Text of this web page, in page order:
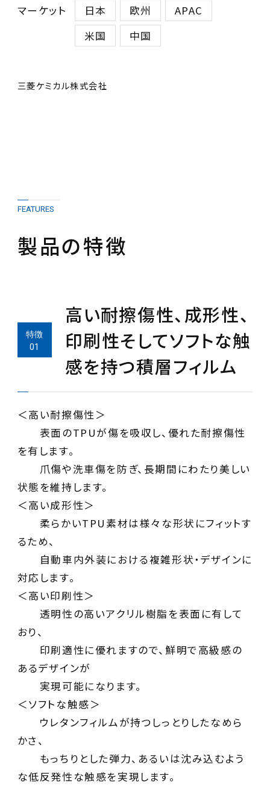
マーケット 日本 欧州
APAC
米国
中国
三菱ケミカル株式会社
FEATURES
製品の特徴
高い耐擦傷性、成形性、
印刷性そしてソフトな触
感を持つ積層フィルム
＜高い耐擦傷性＞
表面のTPUが傷を吸収し、優れた耐擦傷性
を有します。
爪傷や洗車傷を防ぎ、長期間にわたり美しい
状態を維持します。
＜高い成形性＞
柔らかいTPU素材は様々な形状にフィットす
るため、
自動車内外装における複雑形状・デザインに
対応します。
＜高い印刷性＞
透明性の高いアクリル樹脂を表面に有して
おり、
印刷適性に優れますので、鮮明で高級感の
あるデザインが
実現可能になります。
＜ソフトな触感＞
ウレタンフィルムが持つしっとりしたなめら
かさ、
もっちりとした弾力、あるいは沈み込むよう
な低反発性な触感を実現します。